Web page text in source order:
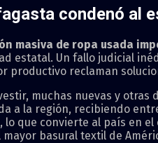
condenó al
masiva de ropa usada
estatal. Un fallo judicial
productivo reclaman
muchas nuevas y
a la región, recibiendo
que convierte al país en
basural textil de